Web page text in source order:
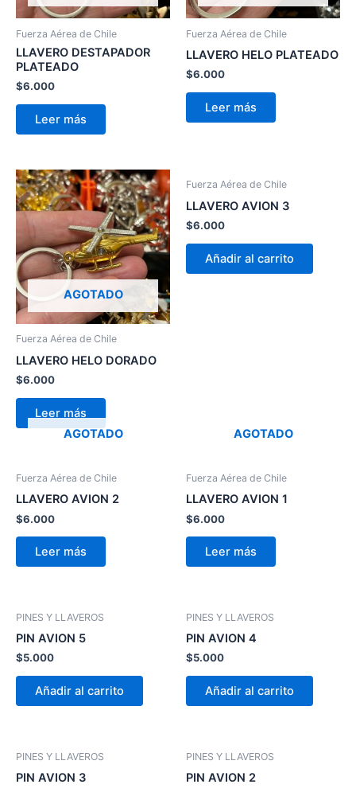
Fuerza Aérea de Chile
LLAVERO DESTAPADOR
PLATEADO
$6.000
Leer más
Fuerza Aérea de Chile
LLAVERO HELO PLATEADO
$6.000
Leer más
AGOTADO
Fuerza Aérea de Chile
LLAVERO HELO DORADO
$6.000
Leer más
Fuerza Aérea de Chile
LLAVERO AVION 3
$6.000
Añadir al carrito
AGOTADO
Fuerza Aérea de Chile
LLAVERO AVION 2
$6.000
Leer más
AGOTADO
Fuerza Aérea de Chile
LLAVERO AVION 1
$6.000
Leer más
PINES Y LLAVEROS
PIN AVION 5
$5.000
Añadir al carrito
PINES Y LLAVEROS
PIN AVION 4
$5.000
Añadir al carrito
PINES Y LLAVEROS
PIN AVION 3
PINES Y LLAVEROS
PIN AVION 2